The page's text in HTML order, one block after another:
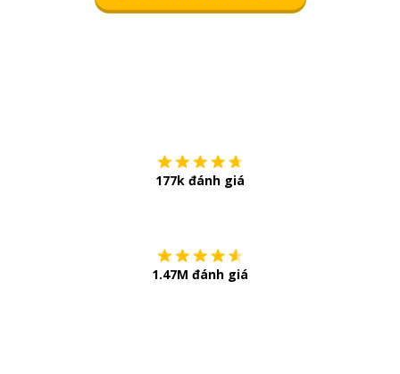
177k đánh giá
1.47M đánh giá